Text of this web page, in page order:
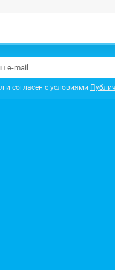
и согласен с условиями